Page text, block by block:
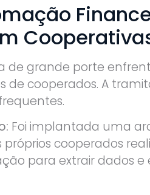
de grande porte
de cooperados. A
Foi implantada uma
próprios cooperados
para extrair dados